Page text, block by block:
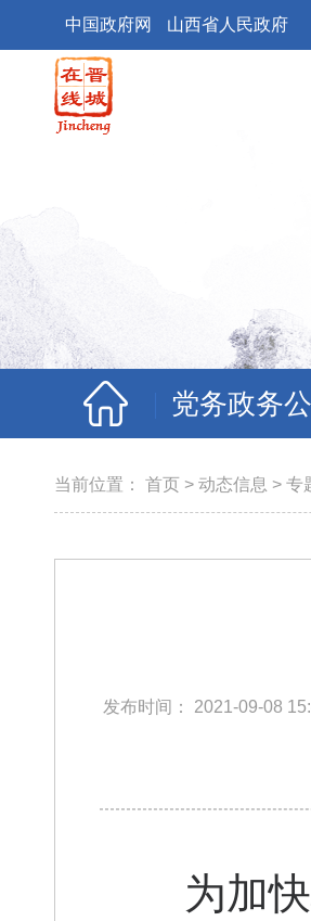
中国政府网 山西省人民政府
党务政务
当前位置： 首页 > 动态信息 > 专
发布时间： 2021-09-08
为加快